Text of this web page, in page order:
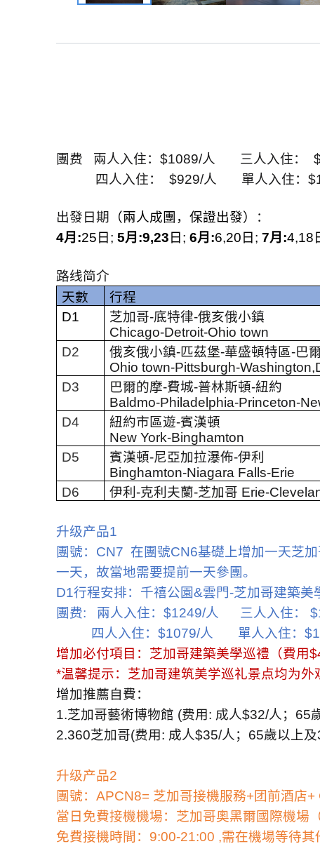
團费
兩人入住： $1089/人 三人入住：
四人入住： $929/人 單人入住：
出發日期 （兩人成團，保證出發）
：
4月 :25 日 ; 5月 :9,23 日 ; 6月 :6,20 日 ; 7月 :4,18
路线简介
天數
行程
D1
芝加哥-底特律-俄亥俄小鎮
Chicago-Detroit-Ohio town
D2 俄亥俄小鎮-匹茲堡-華盛頓特區-巴
Ohio town-Pittsburgh-
D3 巴爾的摩-費城-普林斯頓-紐約
Baldmo-Philadelphia-Princeton-
D4 紐約市區遊-賓漢頓
New York-Binghamton
D5 賓漢頓-尼亞加拉瀑佈-伊利
Binghamton-Niagara Falls-Erie
D6 伊利 -克利夫蘭-芝加哥 Erie-
升级产品1
團號： CN7 在團號CN6基礎上增加一天芝
一天，故當地需要提前一天參團。
D1行程安排：千禧公園&雲門-芝加哥建築美
團费: 兩人入住： $1249/人 三人入住：
四人入住： $1079/人 單人入住：
增加必付項目：芝加哥建築美學巡禮（費用
*温馨提示：芝加哥建筑美学巡礼景点均为外
增加推薦自費：
1.芝加哥藝術博物館 (费用: 成人$32/人； 65
2.360芝加哥(费用: 成人$35/人； 65歲以上及
升级产品2
團號： APCN8= 芝加哥接機服務+团前酒店+
當日免費接機機場：芝加哥奧黑爾國際機場
免費接機時間： 9:00-21:00 ,需在機場等待其